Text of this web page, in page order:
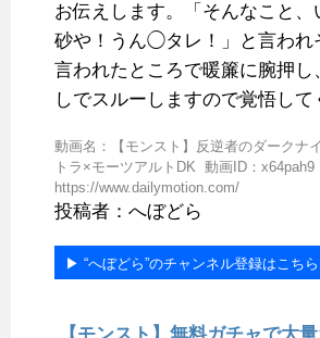
お伝えします。「そんなこと、
砂や！うん◯タレ！」と言われ
言われたところで暖簾に腕押し
しでスルーしますので覚悟して
動画名：【モンスト】反逆者のダーク
トラ×モーツアルトDK 動画ID：x64pah9
https://www.dailymotion.com/
投稿者：へぼどら
▶︎ “へぼどら”のチャンネル登録はこちら